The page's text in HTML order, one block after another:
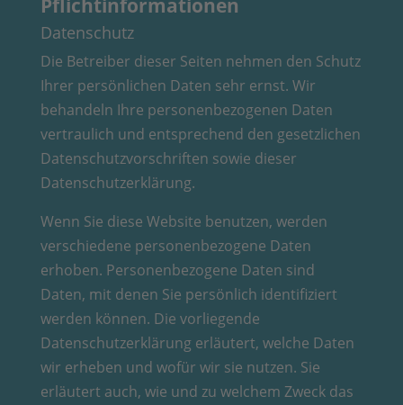
Pflichtinformationen
Datenschutz
Die Betreiber dieser Seiten nehmen den Schutz
Ihrer persönlichen Daten sehr ernst. Wir
behandeln Ihre personenbezogenen Daten
vertraulich und entsprechend den gesetzlichen
Datenschutzvorschriften sowie dieser
Datenschutzerklärung.
Wenn Sie diese Website benutzen, werden
verschiedene personenbezogene Daten
erhoben. Personenbezogene Daten sind
Daten, mit denen Sie persönlich identifiziert
werden können. Die vorliegende
Datenschutzerklärung erläutert, welche Daten
wir erheben und wofür wir sie nutzen. Sie
erläutert auch, wie und zu welchem Zweck das